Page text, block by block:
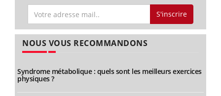
S'inscrire
NOUS VOUS RECOMMANDONS
Syndrome métabolique : quels sont les meilleurs exercices
physiques ?